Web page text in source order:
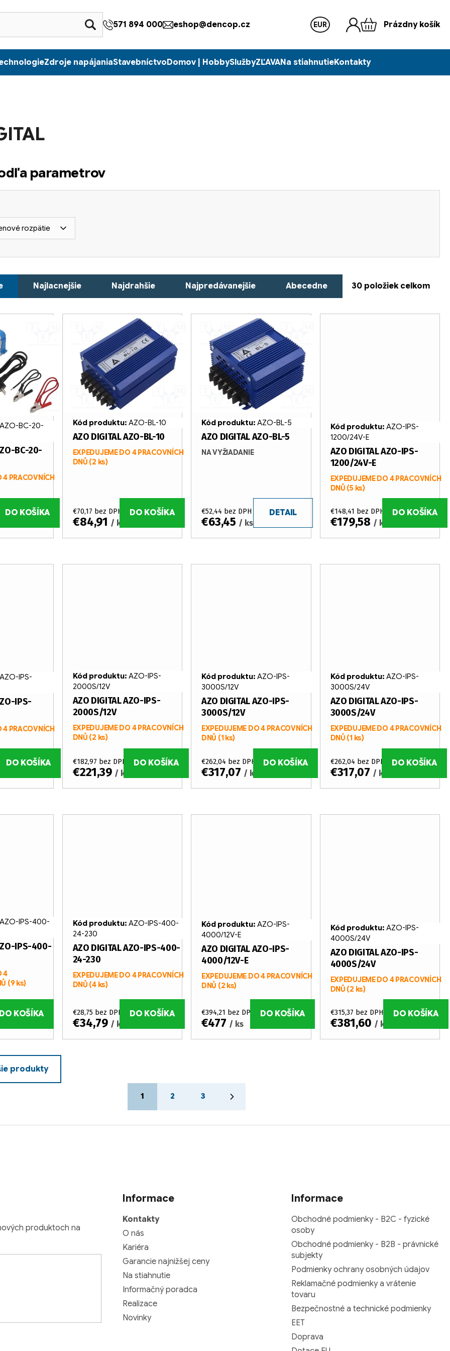
571 894 000 eshop@dencop.cz EUR Prázdny košík
Zdroje napájaniaStavebníctvoDomov | HobbySlužbyZĽAVANa stiahnutieKontakty
parametrov
rozpätie
Najlacnejšie Najdrahšie Najpredávanejšie Abecedne 30 položiek celkom
BC-20-
4 PRACOVNÍCH
DO KOŠÍKA
AZO-BC-20-
AZO DIGITAL AZO-BL-10
EXPEDUJEME DO 4 PRACOVNÍCH
DNŮ (2 ks)
€70,17 bez DPH
€84,91 / ks
DO KOŠÍKA
Kód produktu: AZO-BL-10
AZO DIGITAL AZO-BL-5
NA VYŽIADANIE
€52,44 bez DPH
€63,45 / ks
DETAIL
Kód produktu: AZO-BL-5
AZO DIGITAL AZO-IPS-
1200/24V-E
EXPEDUJEME DO 4 PRACOVNÍCH
DNŮ (5 ks)
€148,41 bez DPH
€179,58 / ks
DO KOŠÍKA
Kód produktu: AZO-IPS-
1200/24V-E
IPS-
4 PRACOVNÍCH
DO KOŠÍKA
AZO-IPS-
AZO DIGITAL AZO-IPS-
2000S/12V
EXPEDUJEME DO 4 PRACOVNÍCH
DNŮ (2 ks)
€182,97 bez DPH
€221,39 / ks
DO KOŠÍKA
Kód produktu: AZO-IPS-
2000S/12V
AZO DIGITAL AZO-IPS-
3000S/12V
EXPEDUJEME DO 4 PRACOVNÍCH
DNŮ (1 ks)
€262,04 bez DPH
€317,07 / ks
DO KOŠÍKA
Kód produktu: AZO-IPS-
3000S/12V
AZO DIGITAL AZO-IPS-
3000S/24V
EXPEDUJEME DO 4 PRACOVNÍCH
DNŮ (1 ks)
€262,04 bez DPH
€317,07 / ks
DO KOŠÍKA
Kód produktu: AZO-IPS-
3000S/24V
IPS-400-
4
(9 ks)
DO KOŠÍKA
AZO-IPS-400-
AZO DIGITAL AZO-IPS-400-
24-230
EXPEDUJEME DO 4 PRACOVNÍCH
DNŮ (4 ks)
€28,75 bez DPH
€34,79 / ks
DO KOŠÍKA
Kód produktu: AZO-IPS-400-
24-230
AZO DIGITAL AZO-IPS-
4000/12V-E
EXPEDUJEME DO 4 PRACOVNÍCH
DNŮ (2 ks)
€394,21 bez DPH
€477 / ks
DO KOŠÍKA
Kód produktu: AZO-IPS-
4000/12V-E
AZO DIGITAL AZO-IPS-
4000S/24V
EXPEDUJEME DO 4 PRACOVNÍCH
DNŮ (2 ks)
€315,37 bez DPH
€381,60 / ks
DO KOŠÍKA
Kód produktu: AZO-IPS-
4000S/24V
produkty
1 2 3
produktoch na
Informace
Kontakty
O nás
Kariéra
Garancie najnižšej ceny
Na stiahnutie
Informačný poradca
Realizace
Novinky
Informace
Obchodné podmienky - B2C - fyzické
osoby
Obchodné podmienky - B2B - právnické
subjekty
Podmienky ochrany osobných údajov
Reklamačné podmienky a vrátenie
tovaru
Bezpečnostné a technické podmienky
EET
Doprava